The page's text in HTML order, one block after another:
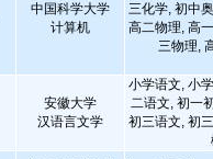
中国科学大学
计算机
三化学, 初中
高二物理, 高
三物理,
安徽大学
汉语言文学
小学语文, 小
二语文, 初一
初三语文, 初